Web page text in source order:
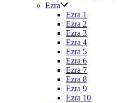
Ezra
Ezra 1
Ezra 2
Ezra 3
Ezra 4
Ezra 5
Ezra 6
Ezra 7
Ezra 8
Ezra 9
Ezra 10